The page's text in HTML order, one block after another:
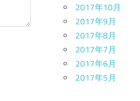
2017年10月
2017年9月
2017年8月
2017年7月
2017年6月
2017年5月